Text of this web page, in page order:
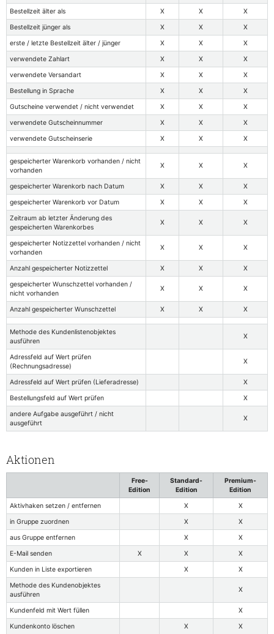
Bestellzeit älter als
X X
X
Bestellzeit jünger als
X X
X
erste / letzte Bestellzeit älter / jünger
X X
X
verwendete Zahlart
X X
X
verwendete Versandart
X X
X
Bestellung in Sprache
X X
X
Gutscheine verwendet / nicht verwendet
X X
X
verwendete Gutscheinnummer
X X
X
verwendete Gutscheinserie
X X X
gespeicherter Warenkorb vorhanden / nicht
vorhanden
X X X
gespeicherter Warenkorb nach Datum X X
X
gespeicherter Warenkorb vor Datum
X X
X
Zeitraum ab letzter Änderung des
gespeicherten Warenkorbes
X X X
gespeicherter Notizzettel vorhanden / nicht
vorhanden
X X X
Anzahl gespeicherter Notizzettel X X
X
gespeicherter Wunschzettel vorhanden /
nicht vorhanden
X X X
Anzahl gespeicherter Wunschzettel X X X
Methode des Kundenlistenobjektes
ausführen
X
Adressfeld auf Wert prüfen
(Rechnungsadresse)
X
Adressfeld auf Wert prüfen (Lieferadresse)
X
Bestellungsfeld auf Wert prüfen
X
andere Aufgabe ausgeführt / nicht
ausgeführt
X
Aktionen
Free-
Edition
Standard-
Edition
Premium-
Edition
Aktivhaken setzen / entfernen
X
X
in Gruppe zuordnen
X
X
aus Gruppe entfernen
X
X
E-Mail senden
X X
X
Kunden in Liste exportieren
X
X
Methode des Kundenobjektes
ausführen
X
Kundenfeld mit Wert füllen
X
Kundenkonto löschen
X X